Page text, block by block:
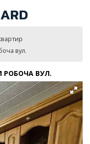
вул.
РОБОЧА ВУЛ.